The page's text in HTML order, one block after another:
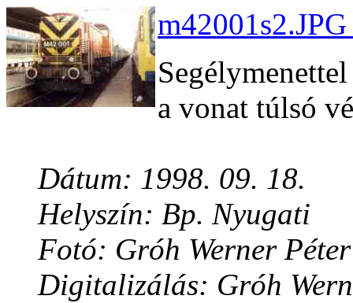
a vonat túlsó
Dátum: 1998. 09. 18.
Helyszín: Bp. Nyugati
Fotó: Gróh Werner Péter
Digitalizálás: Gróh